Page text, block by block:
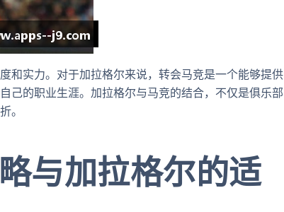
和实力。对于加拉格尔来说，转会马竞是一个能够提供
己的职业生涯。加拉格尔与马竞的结合，不仅是俱乐部
。
与加拉格尔的适